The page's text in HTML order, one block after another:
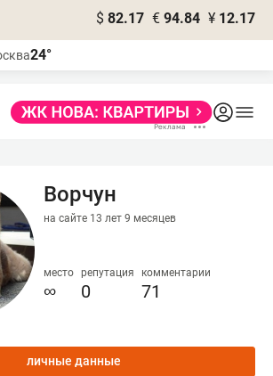
$ 82.17 € 94.84 ¥ 12.17
24°
Ворчун
на сайте 13 лет 9 месяцев
место
∞
репутация
0
комментарии
71
личные данные